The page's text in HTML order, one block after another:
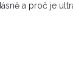
a proč je